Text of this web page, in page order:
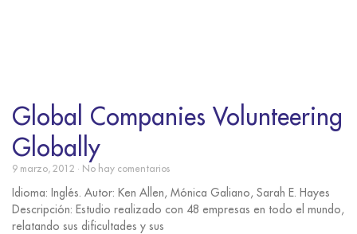
Global Companies Volunteering
Globally
9 marzo, 2012 No hay comentarios
Idioma: Inglés. Autor: Ken Allen, Mónica Galiano, Sarah E. Hayes
Descripción: Estudio realizado con 48 empresas en todo el mundo,
relatando sus dificultades y sus